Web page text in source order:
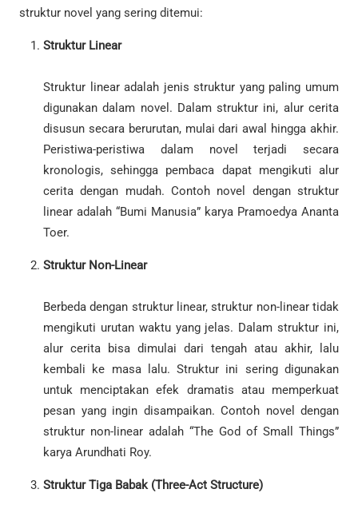
struktur novel yang sering ditemui:
Struktur Linear
Struktur linear adalah jenis struktur yang paling umum
digunakan dalam novel. Dalam struktur ini, alur cerita
disusun secara berurutan, mulai dari awal hingga akhir.
Peristiwa-peristiwa dalam novel terjadi secara
kronologis, sehingga pembaca dapat mengikuti alur
cerita dengan mudah. Contoh novel dengan struktur
linear adalah “Bumi Manusia” karya Pramoedya Ananta
Toer.
Struktur Non-Linear
Berbeda dengan struktur linear, struktur non-linear tidak
mengikuti urutan waktu yang jelas. Dalam struktur ini,
alur cerita bisa dimulai dari tengah atau akhir, lalu
kembali ke masa lalu. Struktur ini sering digunakan
untuk menciptakan efek dramatis atau memperkuat
pesan yang ingin disampaikan. Contoh novel dengan
struktur non-linear adalah “The God of Small Things”
karya Arundhati Roy.
Struktur Tiga Babak (Three-Act Structure)